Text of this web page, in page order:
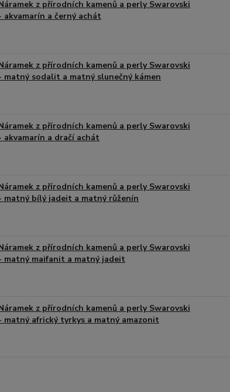
z přírodních kamenů a perly Swarovski
akvamarín a černý achát
z přírodních kamenů a perly Swarovski
matný sodalit a matný slunečný kámen
z přírodních kamenů a perly Swarovski
akvamarín a dračí achát
z přírodních kamenů a perly Swarovski
matný bílý jadeit a matný růženín
z přírodních kamenů a perly Swarovski
matný maifanit a matný jadeit
z přírodních kamenů a perly Swarovski
matný africký tyrkys a matný amazonit